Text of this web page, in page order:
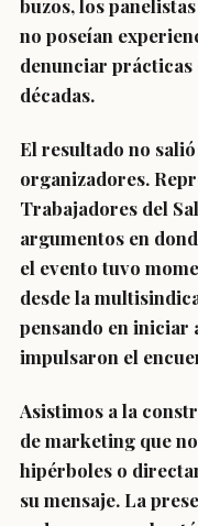
buzos, los
no poseían
denunciar prácticas
décadas.
El resultado no
organizadores.
Trabajadores del
argumentos en
el evento tuvo
desde la
pensando en iniciar
impulsaron el
Asistimos a la
de marketing que
hipérboles o
su mensaje. La